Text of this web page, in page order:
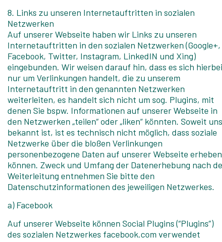
8. Links zu unseren Internetauftritten in sozialen
Netzwerken
Auf unserer Webseite haben wir Links zu unseren
Internetauftritten in den sozialen Netzwerken (Google+,
Facebook, Twitter, Instagram, LinkedIN und Xing)
eingebunden. Wir weisen darauf hin, dass es sich hierbei
nur um Verlinkungen handelt, die zu unserem
Internetauftritt in den genannten Netzwerken
weiterleiten, es handelt sich nicht um sog. Plugins, mit
denen Sie bspw. Informationen auf unserer Webseite in
den Netzwerken „teilen“ oder „liken“ könnten. Soweit uns
bekannt ist, ist es technisch nicht möglich, dass soziale
Netzwerke über die bloßen Verlinkungen
personenbezogene Daten auf unserer Webseite erheben
können. Zweck und Umfang der Datenerhebung nach
Weiterleitung entnehmen Sie bitte den
Datenschutzinformationen des jeweiligen Netzwerkes.
a) Facebook
Auf unserer Webseite können Social Plugins (“Plugins”)
des sozialen Netzwerkes facebook.com verwendet